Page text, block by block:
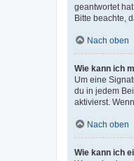
geantwortet
Bitte beachte,
Nach oben
Wie kann ich
Um eine
du in jedem
aktivierst.
Nach oben
Wie kann ich